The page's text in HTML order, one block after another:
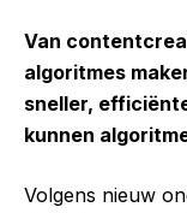
Van
algoritmes
sneller,
kunnen
Volgens nieuw